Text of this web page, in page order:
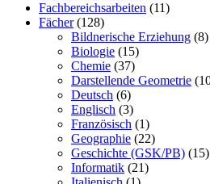
Fachbereichsarbeiten (11)
Fächer(128)
Bildnerische Erziehung (8)
Biologie (15)
Chemie (37)
Darstellende Geometrie
Deutsch (6)
Englisch (3)
Französisch (1)
Geographie (22)
Geschichte (GSK/PB) (15)
Informatik (21)